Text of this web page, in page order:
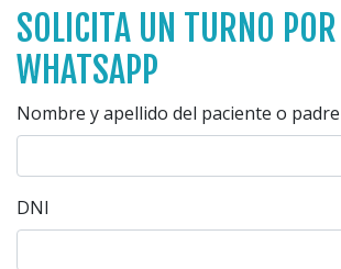
SOLICITA UN TURNO POR
WHATSAPP
Nombre y apellido del paciente o
DNI